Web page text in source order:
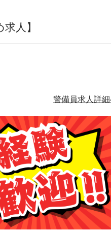
人】
警備員求人詳